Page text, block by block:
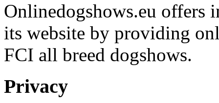
Onlinedogshows.eu offers
its website by providing
FCI all breed dogshows.
Privacy